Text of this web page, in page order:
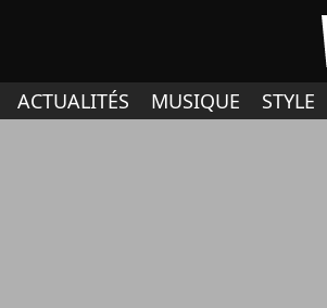
ACTUALITÉS MUSIQUE STYLE